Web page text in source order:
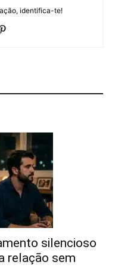
identifica-te!
silencioso
relação sem